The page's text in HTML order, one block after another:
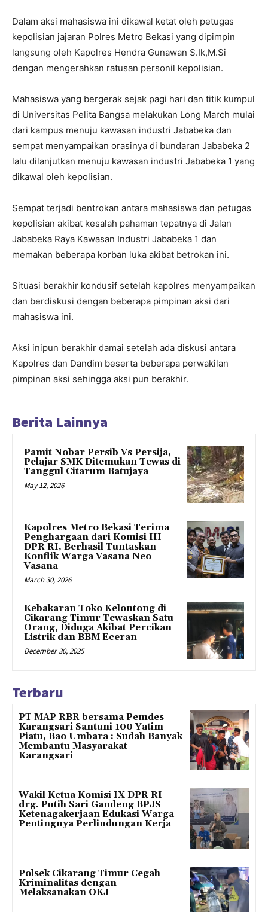
Dalam aksi mahasiswa ini dikawal ketat oleh petugas
kepolisian jajaran Polres Metro Bekasi yang dipimpin
langsung oleh Kapolres Hendra Gunawan S.Ik,M.Si
dengan mengerahkan ratusan personil kepolisian.
Mahasiswa yang bergerak sejak pagi hari dan titik kumpul
di Universitas Pelita Bangsa melakukan Long March mulai
dari kampus menuju kawasan industri Jababeka dan
sempat menyampaikan orasinya di bundaran Jababeka 2
lalu dilanjutkan menuju kawasan industri Jababeka 1 yang
dikawal oleh kepolisian.
Sempat terjadi bentrokan antara mahasiswa dan petugas
kepolisian akibat kesalah pahaman tepatnya di Jalan
Jababeka Raya Kawasan Industri Jababeka 1 dan
memakan beberapa korban luka akibat betrokan ini.
Situasi berakhir kondusif setelah kapolres menyampaikan
dan berdiskusi dengan beberapa pimpinan aksi dari
mahasiswa ini.
Aksi inipun berakhir damai setelah ada diskusi antara
Kapolres dan Dandim beserta beberapa perwakilan
pimpinan aksi sehingga aksi pun berakhir.
Berita Lainnya
Pamit Nobar Persib Vs Persija,
Pelajar SMK Ditemukan Tewas di
Tanggul Citarum Batujaya
May 12, 2026
Kapolres Metro Bekasi Terima
Penghargaan dari Komisi III
DPR RI, Berhasil Tuntaskan
Konflik Warga Vasana Neo
Vasana
March 30, 2026
Kebakaran Toko Kelontong di
Cikarang Timur Tewaskan Satu
Orang, Diduga Akibat Percikan
Listrik dan BBM Eceran
December 30, 2025
Terbaru
PT MAP RBR bersama Pemdes
Karangsari Santuni 100 Yatim
Piatu, Bao Umbara : Sudah Banyak
Membantu Masyarakat
Karangsari
Wakil Ketua Komisi IX DPR RI
drg. Putih Sari Gandeng BPJS
Ketenagakerjaan Edukasi Warga
Pentingnya Perlindungan Kerja
Polsek Cikarang Timur Cegah
Kriminalitas dengan
Melaksanakan OKJ